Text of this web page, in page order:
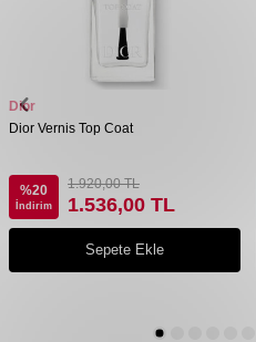
Dior
Dior Vernis Top Coat
%20
İndirim
1.920,00TL
1.536,00 TL
Sepete Ekle